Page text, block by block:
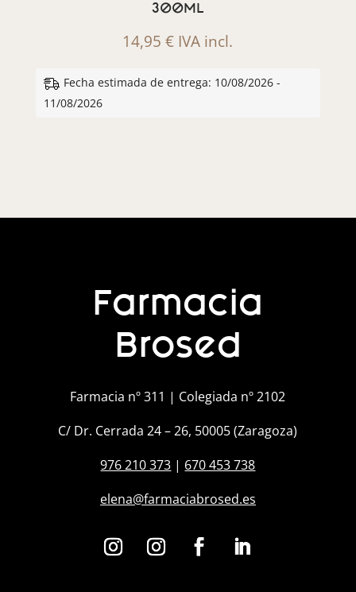
300ML
14,95€ IVA incl.
Fecha estimada de entrega: 10/08/2026 -
11/08/2026
Farmacia
Brosed
Farmacia nº 311 | Colegiada nº 2102
C/ Dr. Cerrada 24 – 26, 50005 (Zaragoza)
976 210 373 | 670 453 738
elena@farmaciabrosed.es